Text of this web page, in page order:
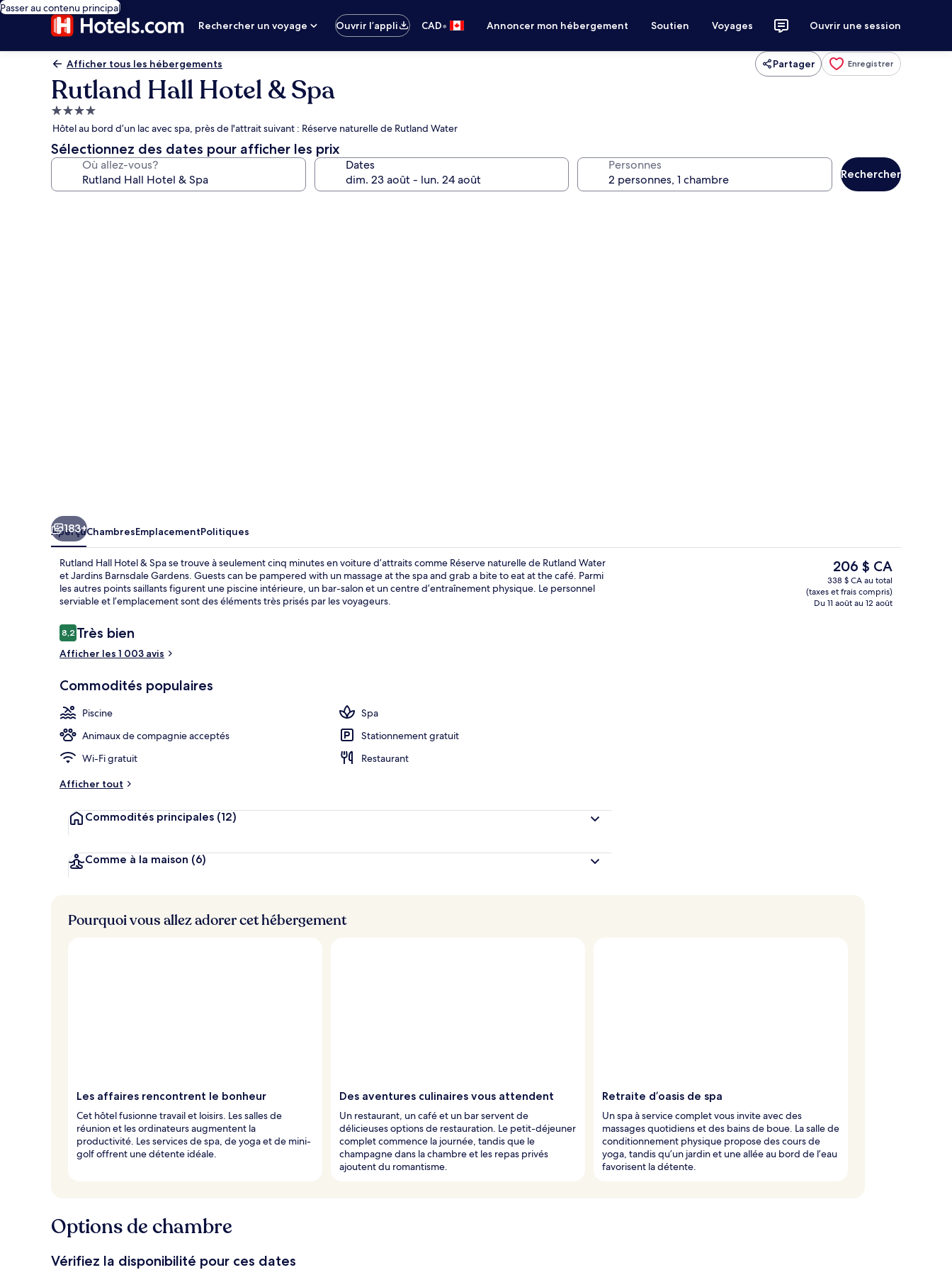
Passer au contenu principal
Rechercher un voyage
Ouvrir l’appli CAD• Annoncer mon hébergement Soutien Voyages Ouvrir une session
Afficher tous les hébergements Partager Enregistrer
Rutland Hall Hotel & Spa
Hébergement
4.0 étoiles
Hôtel au bord d’un lac avec spa, près de l'attrait suivant : Réserve naturelle de Rutland Water
Sélectionnez des dates pour afficher les prix
Où allez-vous? Dates Personnes
Rechercher
Windor Suite 3 Bedroom Private Hot
183+
AperçuChambresEmplacementPolitiques
Rutland Hall Hotel & Spa se trouve à seulement cinq minutes en voiture d’attraits comme Réserve naturelle de Rutland Water
et Jardins Barnsdale Gardens. Guests can be pampered with un massage at the spa and grab a bite to eat at the café. Parmi
les autres points saillants figurent une piscine intérieure, un bar-salon et un centre d’entraînement physique. Le personnel
serviable et l’emplacement sont des éléments très prisés par les voyageurs.
Avis
8,28,2 sur 10 –
Très bien
Afficher les 1 003 avis
Commodités populaires
Piscine
Spa
Animaux de compagnie acceptés
Stationnement gratuit
Wi-Fi gratuit
Restaurant
Afficher tout
Commodités principales (12)
Comme à la maison (6)
Le
prix
actuel
est
206 $ CA
338 $ CA au total
(taxes et frais compris)
Du 11 août au 12 août
Pourquoi vous allez adorer cet hébergement
Les affaires rencontrent le bonheur
Cet hôtel fusionne travail et loisirs. Les salles de
réunion et les ordinateurs augmentent la
productivité. Les services de spa, de yoga et de mini-
golf offrent une détente idéale.
Des aventures culinaires vous attendent
Un restaurant, un café et un bar servent de
délicieuses options de restauration. Le petit-déjeuner
complet commence la journée, tandis que le
champagne dans la chambre et les repas privés
ajoutent du romantisme.
Retraite d’oasis de spa
Un spa à service complet vous invite avec des
massages quotidiens et des bains de boue. La salle de
conditionnement physique propose des cours de
yoga, tandis qu’un jardin et une allée au bord de l’eau
favorisent la détente.
Options de chambre
Vérifiez la disponibilité pour ces dates